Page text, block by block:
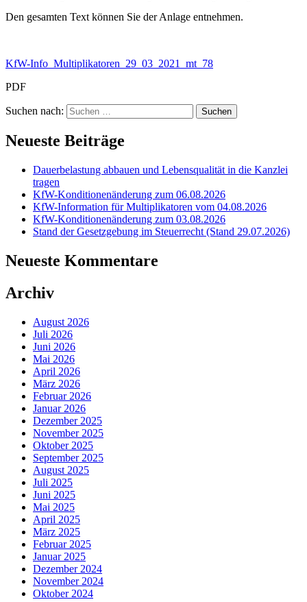
Den gesamten Text können Sie der Anlage entnehmen.
KfW-Info_Multiplikatoren_29_03_2021_mt_78
PDF
Suchen nach:
Neueste Beiträge
Dauerbelastung abbauen und Lebensqualität in die Kanzlei
tragen
KfW-Konditionenänderung zum 06.08.2026
KfW-Information für Multiplikatoren vom 04.08.2026
KfW-Konditionenänderung zum 03.08.2026
Stand der Gesetzgebung im Steuerrecht (Stand 29.07.2026)
Neueste Kommentare
Archiv
August 2026
Juli 2026
Juni 2026
Mai 2026
April 2026
März 2026
Februar 2026
Januar 2026
Dezember 2025
November 2025
Oktober 2025
September 2025
August 2025
Juli 2025
Juni 2025
Mai 2025
April 2025
März 2025
Februar 2025
Januar 2025
Dezember 2024
November 2024
Oktober 2024